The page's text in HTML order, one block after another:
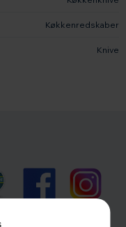
Køkkenredskaber
Knive